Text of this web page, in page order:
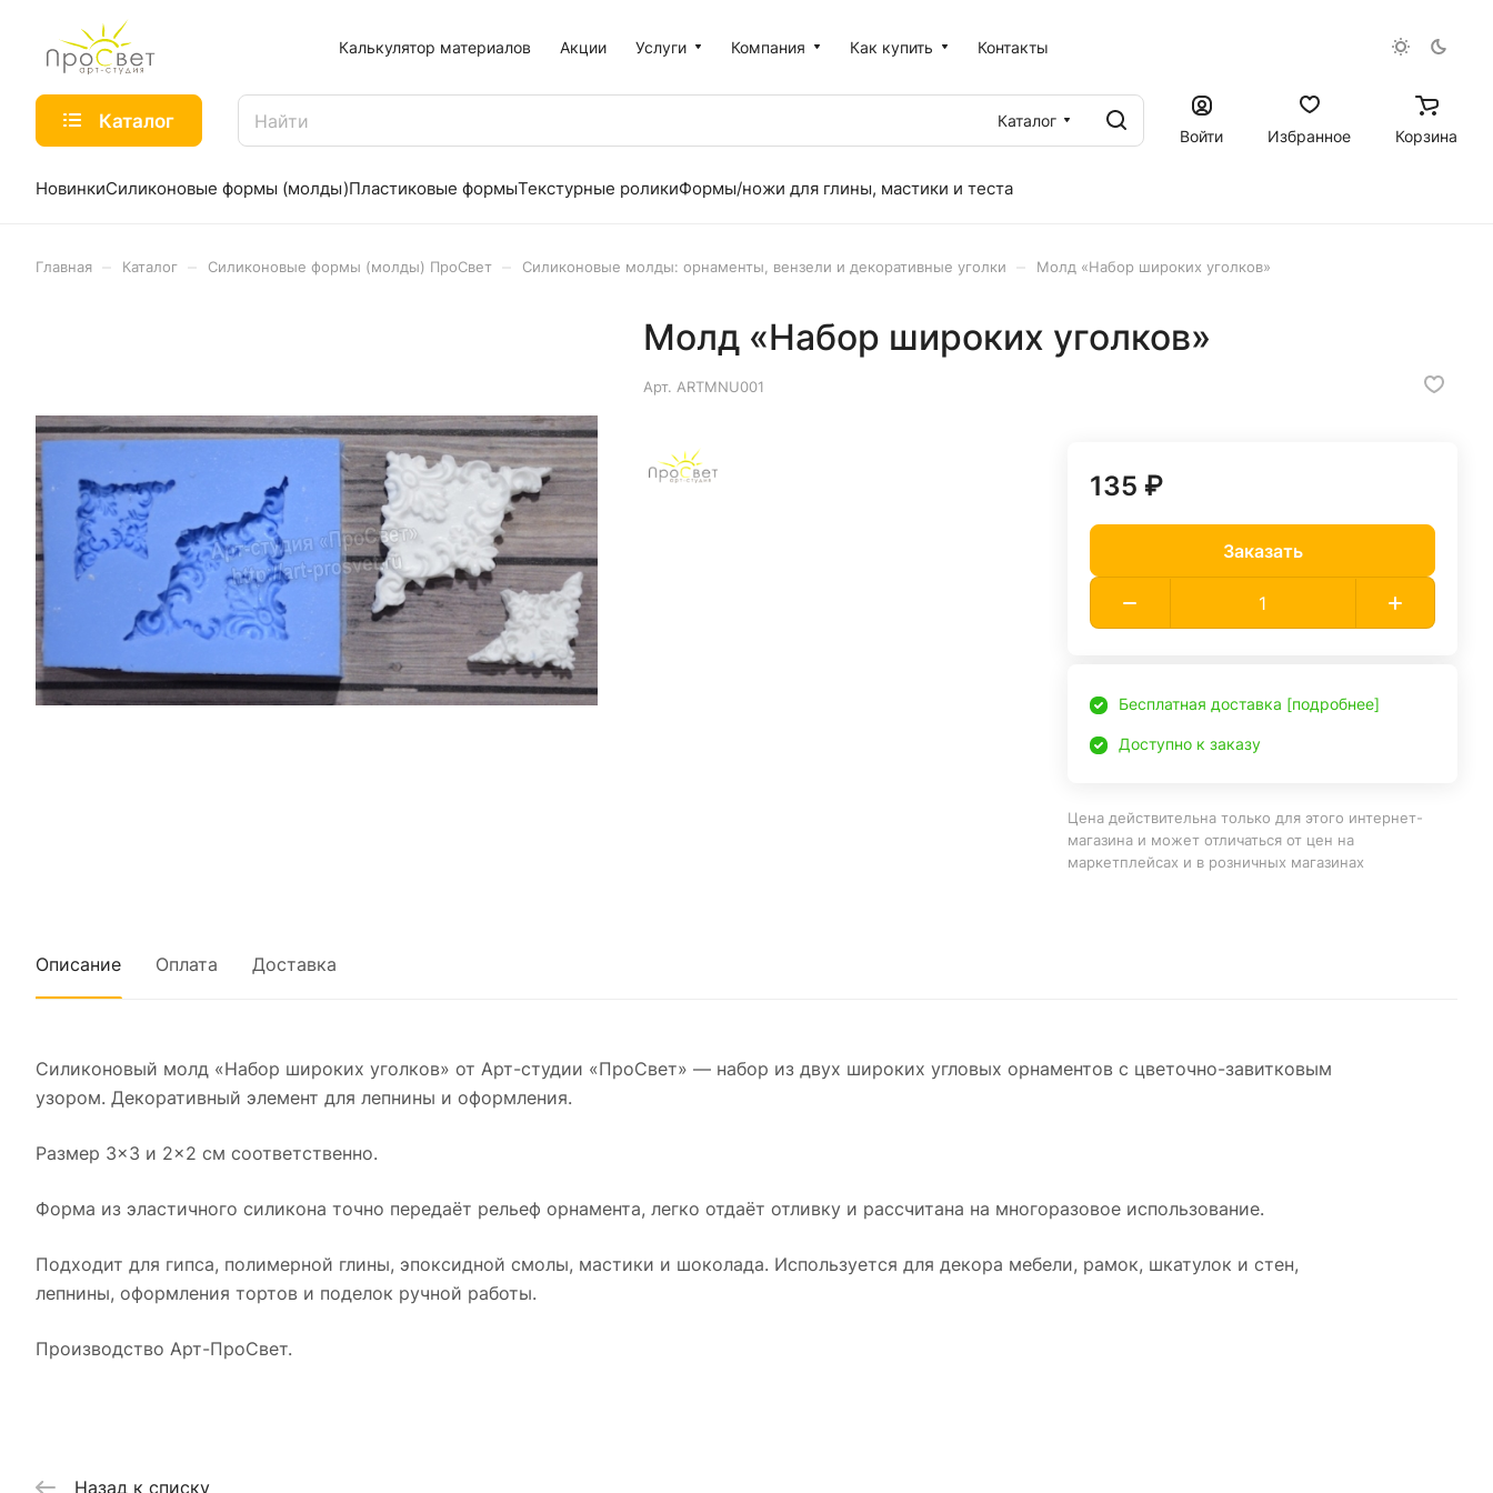
Калькулятор материалов Акции Услуги Компания Как купить Контакты
Каталог
Каталог
Войти
Избранное Корзина
НовинкиСиликоновые формы (молды)Пластиковые формыТекстурные роликиФормы/ножи для глины, мастики и теста
Главная Каталог Силиконовые формы (молды) ПроСвет Силиконовые молды: орнаменты, вензели и декоративные уголки Молд «Набор широких уголков»
Молд «Набор широких уголков»
Арт. ARTMNU001
135 ₽
Заказать
Бесплатная доставка [подробнее]
Доступно к заказу
Цена действительна только для этого интернет-
магазина и может отличаться от цен на
маркетплейсах и в розничных магазинах
Описание Оплата Доставка
Силиконовый молд «Набор широких уголков» от Арт-студии «ПроСвет» — набор из двух широких угловых орнаментов с цветочно-завитковым
узором. Декоративный элемент для лепнины и оформления.
Размер 3×3 и 2×2 см соответственно.
Форма из эластичного силикона точно передаёт рельеф орнамента, легко отдаёт отливку и рассчитана на многоразовое использование.
Подходит для гипса, полимерной глины, эпоксидной смолы, мастики и шоколада. Используется для декора мебели, рамок, шкатулок и стен,
лепнины, оформления тортов и поделок ручной работы.
Производство Арт-ПроСвет.
Назад к списку